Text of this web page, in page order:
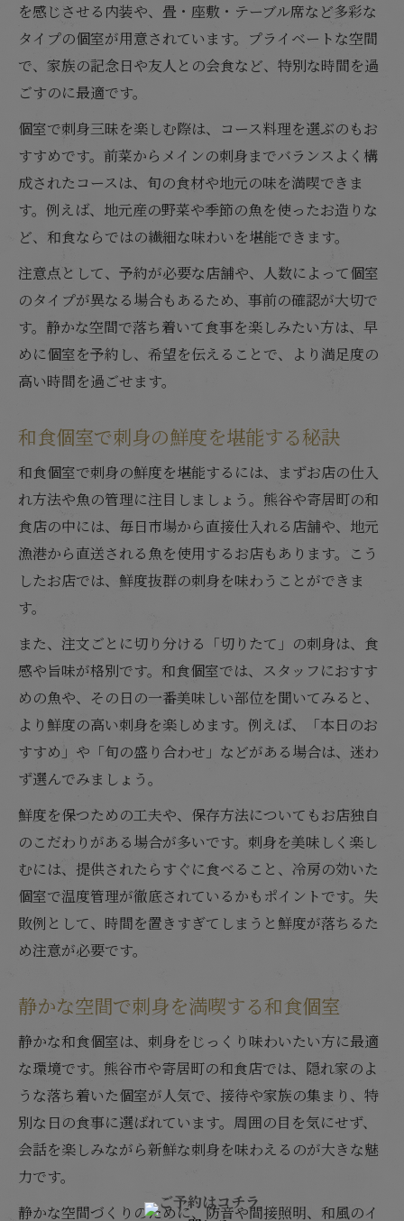
を感じさせる内装や、畳・座敷・テーブル席など多彩な
タイプの個室が用意されています。プライベートな空間
で、家族の記念日や友人との会食など、特別な時間を過
ごすのに最適です。
個室で刺身三昧を楽しむ際は、コース料理を選ぶのもお
すすめです。前菜からメインの刺身までバランスよく構
成されたコースは、旬の食材や地元の味を満喫できま
す。例えば、地元産の野菜や季節の魚を使ったお造りな
ど、和食ならではの繊細な味わいを堪能できます。
注意点として、予約が必要な店舗や、人数によって個室
のタイプが異なる場合もあるため、事前の確認が大切で
す。静かな空間で落ち着いて食事を楽しみたい方は、早
めに個室を予約し、希望を伝えることで、より満足度の
高い時間を過ごせます。
和食個室で刺身の鮮度を堪能する秘訣
和食個室で刺身の鮮度を堪能するには、まずお店の仕入
れ方法や魚の管理に注目しましょう。熊谷や寄居町の和
食店の中には、毎日市場から直接仕入れる店舗や、地元
漁港から直送される魚を使用するお店もあります。こう
したお店では、鮮度抜群の刺身を味わうことができま
す。
また、注文ごとに切り分ける「切りたて」の刺身は、食
感や旨味が格別です。和食個室では、スタッフにおすす
めの魚や、その日の一番美味しい部位を聞いてみると、
より鮮度の高い刺身を楽しめます。例えば、「本日のお
すすめ」や「旬の盛り合わせ」などがある場合は、迷わ
ず選んでみましょう。
鮮度を保つための工夫や、保存方法についてもお店独自
のこだわりがある場合が多いです。刺身を美味しく楽し
むには、提供されたらすぐに食べること、冷房の効いた
個室で温度管理が徹底されているかもポイントです。失
敗例として、時間を置きすぎてしまうと鮮度が落ちるた
め注意が必要です。
静かな空間で刺身を満喫する和食個室
静かな和食個室は、刺身をじっくり味わいたい方に最適
な環境です。熊谷市や寄居町の和食店では、隠れ家のよ
うな落ち着いた個室が人気で、接待や家族の集まり、特
別な日の食事に選ばれています。周囲の目を気にせず、
会話を楽しみながら新鮮な刺身を味わえるのが大きな魅
力です。
静かな空間づくりのために、防音や間接照明、和風のイ